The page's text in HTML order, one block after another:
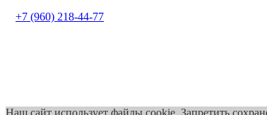
+7 (960) 218-44-77
Наш сайт использует файлы cookie. Запретить